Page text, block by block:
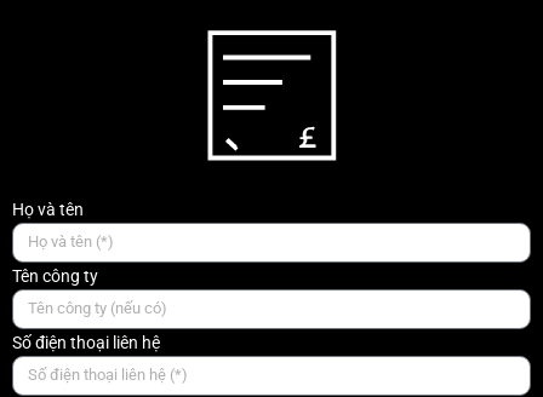
Họ và tên
Tên công ty
Số điện thoại liên hệ